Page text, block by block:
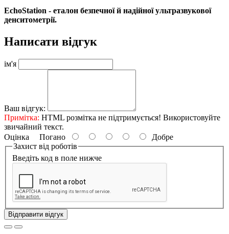
EchoStation - еталон безпечної й надійної ультразвукової
денситометрії.
Написати відгук
ім'я
Ваш відгук:
Примітка: HTML розмітка не підтримується! Використовуйте
звичайний текст.
Оцінка Погано
Добре
Захист від роботів
Введіть код в поле нижче
Відправити відгук